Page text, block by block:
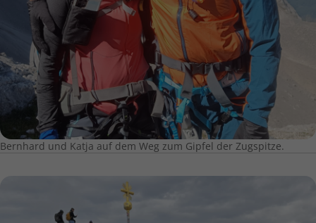
Bernhard und Katja auf dem Weg zum Gipfel der Zugspitze.